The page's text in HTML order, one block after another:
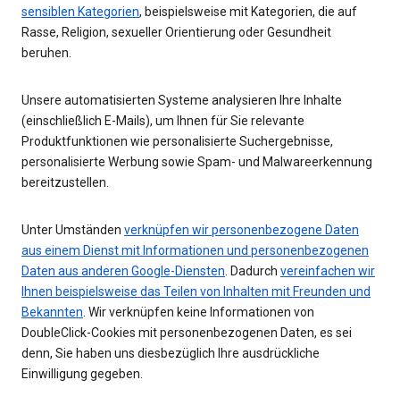
sensiblen Kategorien, beispielsweise mit Kategorien, die auf
Rasse, Religion, sexueller Orientierung oder Gesundheit
beruhen.
Unsere automatisierten Systeme analysieren Ihre Inhalte
(einschließlich E-Mails), um Ihnen für Sie relevante
Produktfunktionen wie personalisierte Suchergebnisse,
personalisierte Werbung sowie Spam- und Malwareerkennung
bereitzustellen.
Unter Umständen verknüpfen wir personenbezogene Daten
aus einem Dienst mit Informationen und personenbezogenen
Daten aus anderen Google-Diensten. Dadurch vereinfachen wir
Ihnen beispielsweise das Teilen von Inhalten mit Freunden und
Bekannten. Wir verknüpfen keine Informationen von
DoubleClick-Cookies mit personenbezogenen Daten, es sei
denn, Sie haben uns diesbezüglich Ihre ausdrückliche
Einwilligung gegeben.